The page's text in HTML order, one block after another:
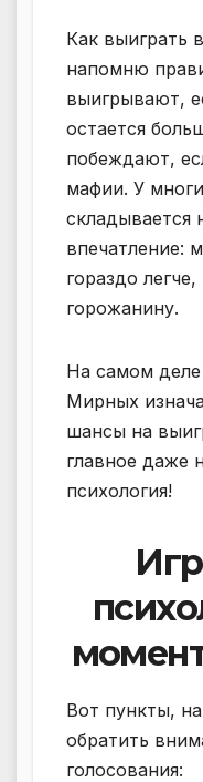
Как выиграть
напомню
выигрывают,
остается
побеждают,
мафии. У
складывается
впечатление:
гораздо
горожанину.
На самом деле
Мирных
шансы на
главное даже
психология!
Вот пункты,
обратить
голосования: